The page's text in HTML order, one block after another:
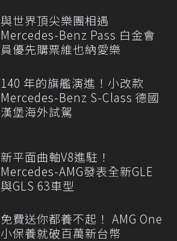
與世界頂尖樂團相遇
Mercedes-Benz Pass 白金會
員優先購票維也納愛樂
140 年的旗艦演進！小改款
Mercedes-Benz S-Class 德國
漢堡海外試駕
新平面曲軸V8進駐！
Mercedes-AMG發表全新GLE
與GLS 63車型
免費送你都養不起！ AMG One
小保養就破百萬新台幣